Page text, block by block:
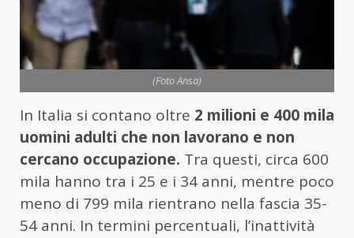
(Foto Ansa)
In Italia si contano oltre 2 milioni e 400 mila
uomini adulti che non lavorano e non
cercano occupazione. Tra questi, circa 600
mila hanno tra i 25 e i 34 anni, mentre poco
meno di 799 mila rientrano nella fascia 35-
54 anni. In termini percentuali, l’inattività